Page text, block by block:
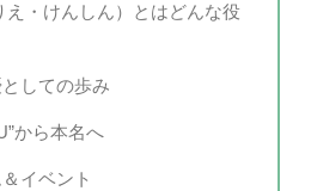
え・けんしん）とはどんな役
しての歩み
から本名へ
イベント